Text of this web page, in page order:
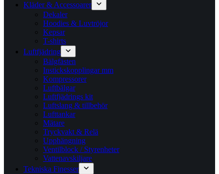
Kläder & Accessoarer
Dekaler
Hoodies & Luvtröjor
Kepsar
T-shirts
Luftfjädring
Bälgfästen
Instickskopplingar mm
Kompressorer
Luftbälgar
Luftfjädrings kit
Luftslang & tillbehör
Lufttankar
Mätare
Tryckvakt & Relä
Upphängning
Ventilblock / Styrenheter
Vattenavskiljare
Tekniska Finesser